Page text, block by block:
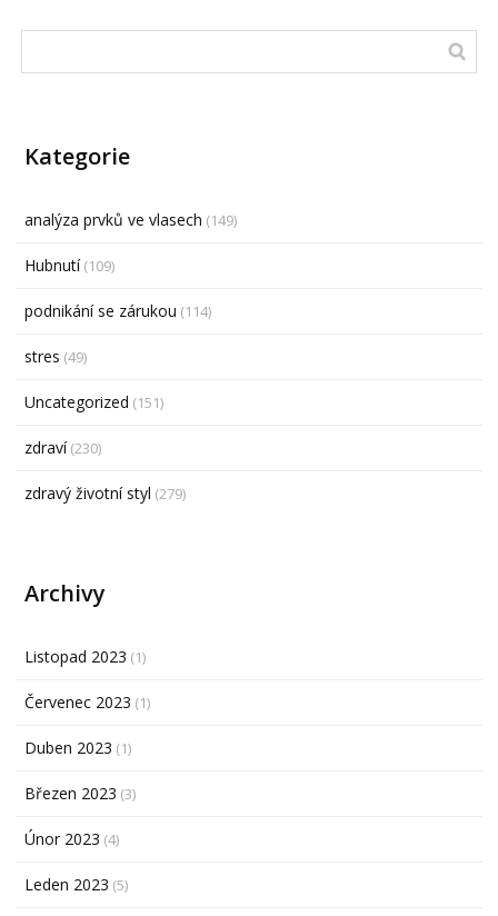
Kategorie
analýza prvků ve vlasech (149)
Hubnutí(109)
podnikání se zárukou (114)
stres (49)
Uncategorized (151)
zdraví(230)
zdravý životní styl (279)
Archivy
Listopad 2023 (1)
Červenec 2023 (1)
Duben 2023 (1)
Březen 2023 (3)
Únor 2023 (4)
Leden 2023 (5)